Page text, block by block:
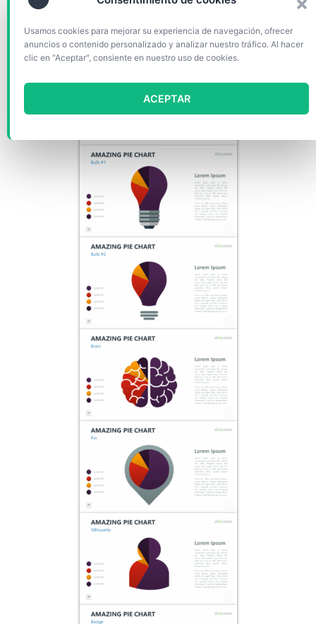
Usamos cookies para mejorar su experiencia de navegación, ofrecer
anuncios o contenido personalizado y analizar nuestro tráfico. Al hacer
clic en "Aceptar", consiente en nuestro uso de cookies.
ACEPTAR